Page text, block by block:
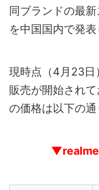
同ブランドの最
を中国国内で発表
現時点（4月23日
販売が開始され
の価格は以下の通
▼realme